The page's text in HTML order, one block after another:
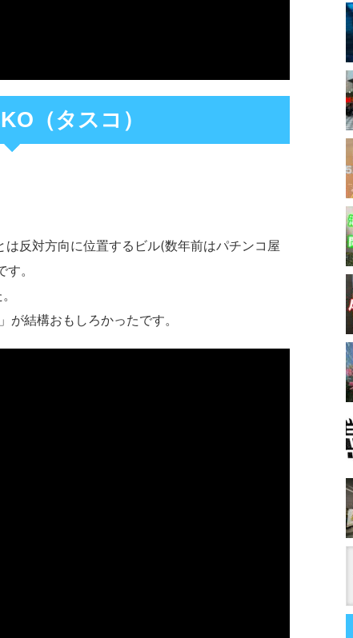
（タスコ）
反対方向に位置するビル(数年前はパチンコ屋
。
」が結構おもしろかったです。